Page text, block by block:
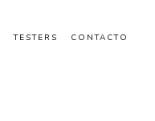
TESTERS CONTACTO